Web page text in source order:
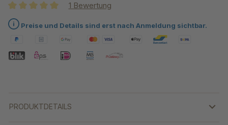
Durchschnittliche Bewertung von 5 von 5 Sternen
1 Bewertung
Preise und Details sind erst nach Anmeldung sichtbar.
PRODUKTDETAILS